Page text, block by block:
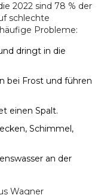
2022 sind 78 % der
schlechte
Probleme:
dringt in die
bei Frost und führen
einen Spalt.
Schimmel,
an der
Wagner